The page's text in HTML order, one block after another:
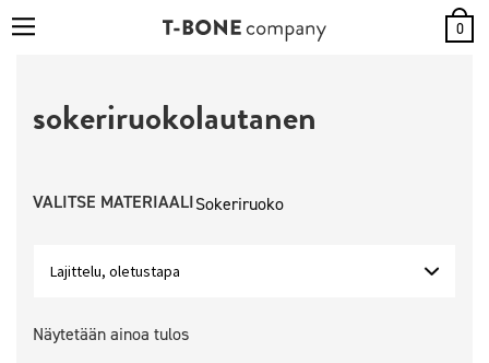
0
sokeriruokolautanen
VALITSE MATERIAALISokeriruoko
Näytetään ainoa tulos